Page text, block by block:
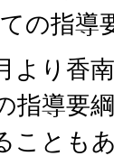
の指導
より香
指導要
ことも